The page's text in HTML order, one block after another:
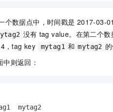
个数据点中，时间戳是 2017-03-
没有 tag value。在第二个数
，tag key mytag1 和 mytag2
则返回：
mytag2